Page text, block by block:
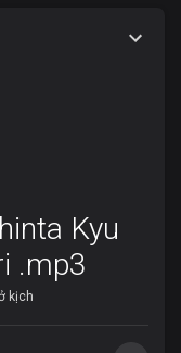
Kyu
.mp3
kịch